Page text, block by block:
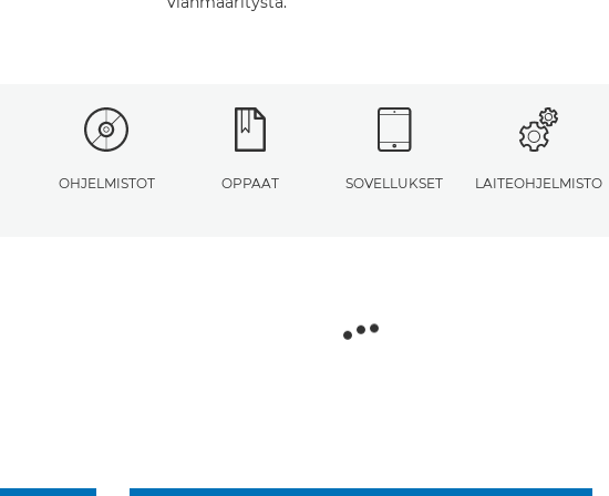
OHJELMISTOT OPPAAT SOVELLUKSET LAITEOHJELMISTO